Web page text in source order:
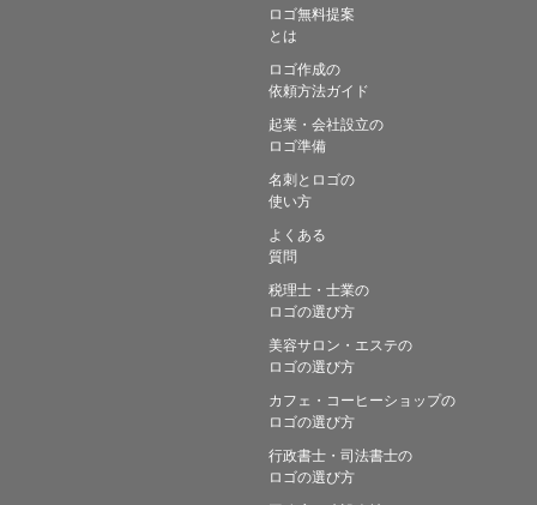
ロゴ無料提案
とは
ロゴ作成の
依頼方法ガイド
起業・会社設立の
ロゴ準備
名刺とロゴの
使い方
よくある
質問
税理士・士業の
ロゴの選び方
美容サロン・エステの
ロゴの選び方
カフェ・コーヒーショップの
ロゴの選び方
行政書士・司法書士の
ロゴの選び方